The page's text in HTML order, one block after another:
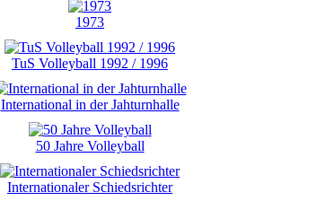
1973
TuS Volleyball 1992 / 1996
International in der Jahturnhalle
50 Jahre Volleyball
Internationaler Schiedsrichter